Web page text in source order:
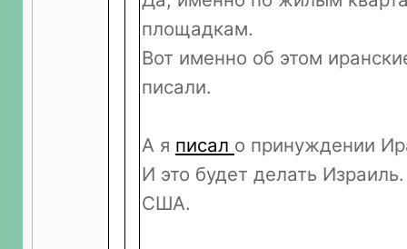
площадкам.
Вот именно об этом
писали.
А я писал о принуждении
И это будет делать
США.